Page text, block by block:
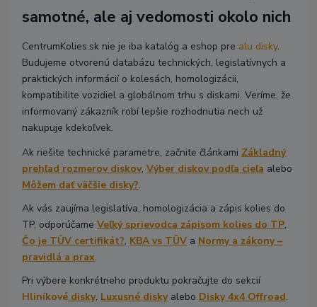
samotné, ale aj vedomosti okolo nich
CentrumKolies.sk nie je iba katalóg a eshop pre alu disky.
Budujeme otvorenú databázu technických, legislatívnych a
praktických informácií o kolesách, homologizácii,
kompatibilite vozidiel a globálnom trhu s diskami. Veríme, že
informovaný zákazník robí lepšie rozhodnutia nech už
nakupuje kdekoľvek.
Ak riešite technické parametre, začnite článkami Základný
prehľad rozmerov diskov,Výber diskov podľa cieľa alebo
Môžem dať väčšie disky?.
Ak vás zaujíma legislatíva, homologizácia a zápis kolies do
TP, odporúčameVeľký sprievodca zápisom kolies do TP,
Čo je TÜV certifikát?, KBA vs TÜV a Normy a zákony –
pravidlá a prax.
Pri výbere konkrétneho produktu pokračujte do sekcií
Hliníkové disky, Luxusné diskyalebo Disky 4x4 Offroad.